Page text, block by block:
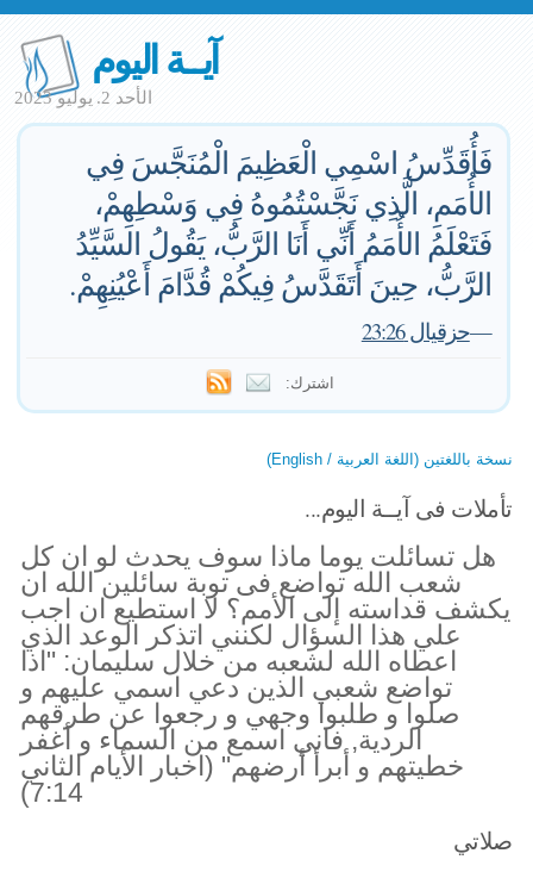
آيــة اليوم
الأحد 2. يوليو 2023
فَأُقَدِّسُ اسْمِي الْعَظِيمَ الْمُنَجَّسَ فِي
الأُمَمِ، الَّذِي نَجَّسْتُمُوهُ فِي وَسْطِهِمْ،
فَتَعْلَمُ الأُمَمُ أَنِّي أَنَا الرَّبُّ، يَقُولُ السَّيِّدُ
الرَّبُّ، حِينَ أَتَقَدَّسُ فِيكُمْ قُدَّامَ أَعْيُنِهِمْ.
—حزقيال 23:26
اشترك:
نسخة باللغتين (اللغة العربية / English)
تأملات فى آيــة اليوم...
هل تسائلت يوما ماذا سوف يحدث لو ان كل
شعب الله تواضع فى توبة سائلين الله ان
يكشف قداسته إلى الأمم؟ لا استطيع ان اجب
علي هذا السؤال لكنني اتذكر الوعد الذي
اعطاه الله لشعبه من خلال سليمان: "اذا
تواضع شعبي الذين دعي اسمي عليهم و
صلوا و طلبوا وجهي و رجعوا عن طرقهم
الردية, فاني اسمع من السماء و أغفر
خطيتهم و أبرأ أرضهم" (اخبار الأيام الثاني
7:14)
صلاتي